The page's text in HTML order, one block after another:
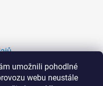
umožnili pohodlné
webu neustále